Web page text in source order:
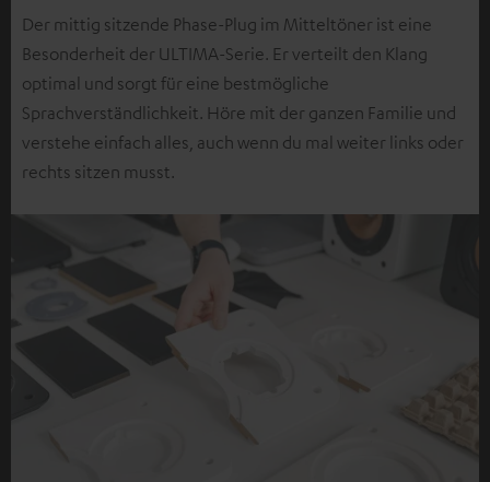
Der mittig sitzende Phase-Plug im Mitteltöner ist eine
Besonderheit der ULTIMA-Serie. Er verteilt den Klang
optimal und sorgt für eine bestmögliche
Sprachverständlichkeit. Höre mit der ganzen Familie und
verstehe einfach alles, auch wenn du mal weiter links oder
rechts sitzen musst.